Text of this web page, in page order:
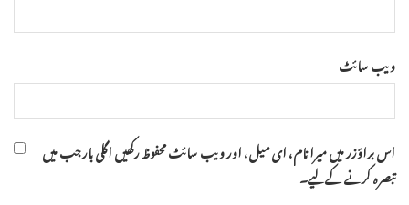
ویب‌ سائٹ
اس براؤزر میں میرا نام، ای میل، اور ویب سائٹ محفوظ رکھیں اگلی بار جب میں
تبصرہ کرنے کےلیے۔